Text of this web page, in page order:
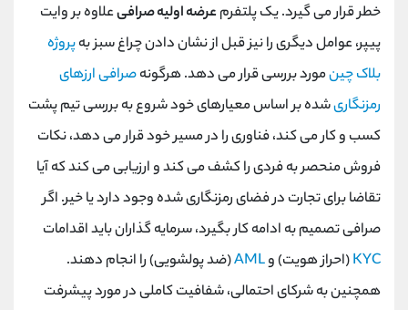
خطر قرار می گیرد. یک پلتفرمعرضه اولیه صرافیعلاوه بر وایت
پیپر، عوامل دیگری را نیز قبل از نشان دادن چراغ سبز بهپروژه
بلاک چینمورد بررسی قرار می دهد. هرگونهصرافی ارزهای
رمزنگاریشده بر اساس معیارهای خود شروع به بررسی تیم پشت
کسب و کار می کند، فناوری را در مسیر خود قرار می دهد، نکات
فروش منحصر به فردی را کشف می کند و ارزیابی می کند که آیا
تقاضا برای تجارت در فضای رمزنگاری شده وجود دارد یا خیر. اگر
صرافی تصمیم به ادامه کار بگیرد، سرمایه گذاران باید اقدامات
KYC(احراز هویت) وAML(ضد پولشویی) را انجام دهند.
همچنین به شرکای احتمالی، شفافیت کاملی در مورد پیشرفت